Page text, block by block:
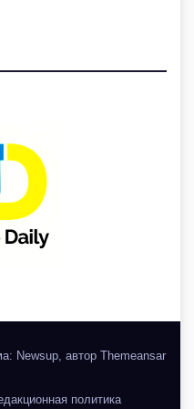
Newsup, автор Themeansar
политика